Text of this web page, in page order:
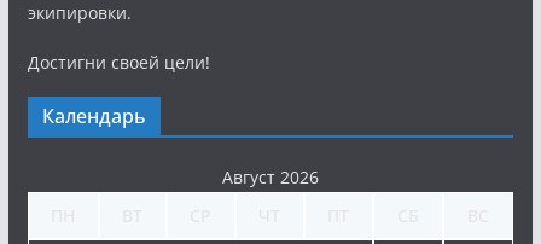
экипировки.
Достигни своей цели!
Календарь
Август 2026